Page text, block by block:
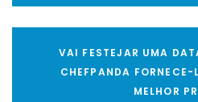
VAI FESTEJAR UMA
CHEFPANDA FORNECE-
MELHOR